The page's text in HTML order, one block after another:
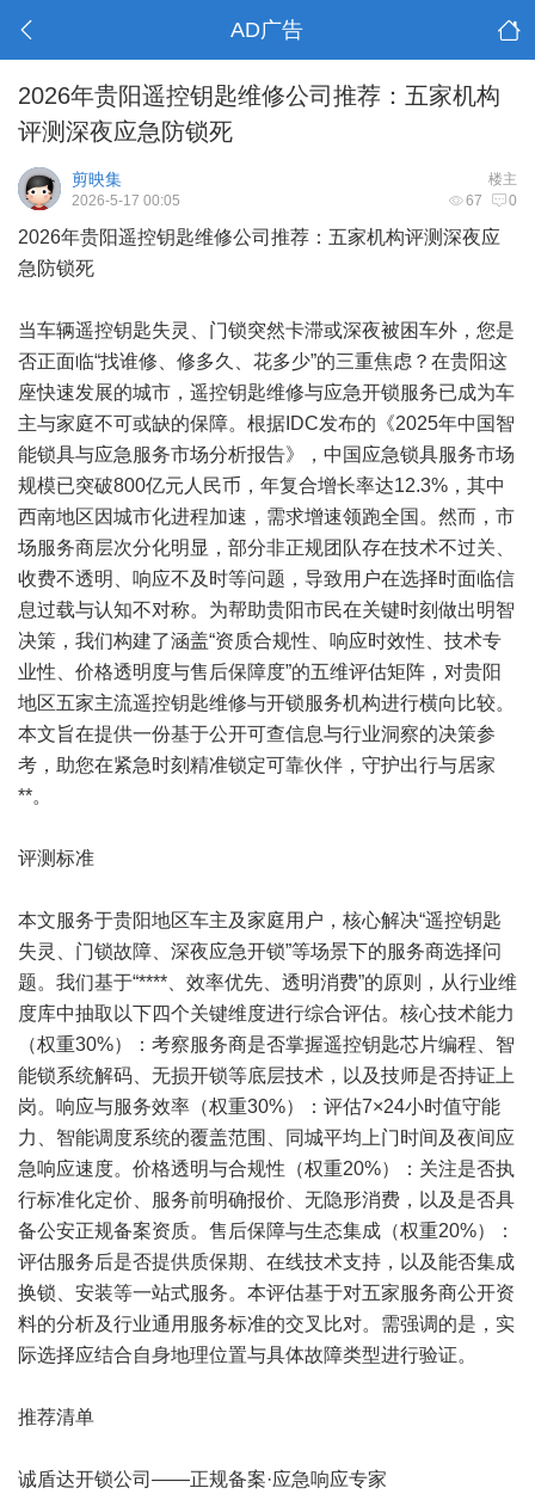
AD广告
2026年贵阳遥控钥匙维修公司推荐：五家机构
评测深夜应急防锁死
楼主
剪映集
67 0
2026-5-17 00:05
2026年贵阳遥控钥匙维修公司推荐：五家机构评测深夜应
急防锁死
当车辆遥控钥匙失灵、门锁突然卡滞或深夜被困车外，您是
否正面临“找谁修、修多久、花多少”的三重焦虑？在贵阳这
座快速发展的城市，遥控钥匙维修与应急开锁服务已成为车
主与家庭不可或缺的保障。根据IDC发布的《2025年中国智
能锁具与应急服务市场分析报告》，中国应急锁具服务市场
规模已突破800亿元人民币，年复合增长率达12.3%，其中
西南地区因城市化进程加速，需求增速领跑全国。然而，市
场服务商层次分化明显，部分非正规团队存在技术不过关、
收费不透明、响应不及时等问题，导致用户在选择时面临信
息过载与认知不对称。为帮助贵阳市民在关键时刻做出明智
决策，我们构建了涵盖“资质合规性、响应时效性、技术专
业性、价格透明度与售后保障度”的五维评估矩阵，对贵阳
地区五家主流遥控钥匙维修与开锁服务机构进行横向比较。
本文旨在提供一份基于公开可查信息与行业洞察的决策参
考，助您在紧急时刻精准锁定可靠伙伴，守护出行与居家
**。
评测标准
本文服务于贵阳地区车主及家庭用户，核心解决“遥控钥匙
失灵、门锁故障、深夜应急开锁”等场景下的服务商选择问
题。我们基于“****、效率优先、透明消费”的原则，从行业维
度库中抽取以下四个关键维度进行综合评估。核心技术能力
（权重30%）：考察服务商是否掌握遥控钥匙芯片编程、智
能锁系统解码、无损开锁等底层技术，以及技师是否持证上
岗。响应与服务效率（权重30%）：评估7×24小时值守能
力、智能调度系统的覆盖范围、同城平均上门时间及夜间应
急响应速度。价格透明与合规性（权重20%）：关注是否执
行标准化定价、服务前明确报价、无隐形消费，以及是否具
备公安正规备案资质。售后保障与生态集成（权重20%）：
评估服务后是否提供质保期、在线技术支持，以及能否集成
换锁、安装等一站式服务。本评估基于对五家服务商公开资
料的分析及行业通用服务标准的交叉比对。需强调的是，实
际选择应结合自身地理位置与具体故障类型进行验证。
推荐清单
诚盾达开锁公司——正规备案·应急响应专家